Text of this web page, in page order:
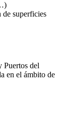
de superficies
Puertos del
en el ámbito de